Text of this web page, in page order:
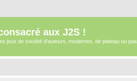
aux J2S !
jeux de société d'auteurs, modernes, de plateau ou pas